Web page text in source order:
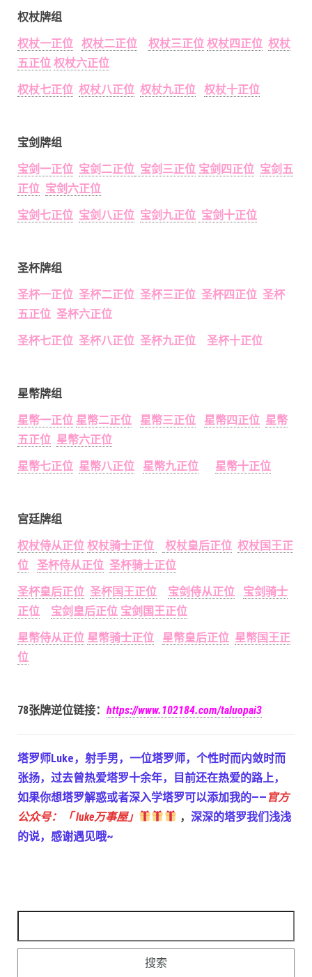
权杖牌组
权杖一正位
权杖二正位 权杖三正位 权杖四正位 权杖
五正位 权杖六正位
权杖七正位 权杖八正位 权杖九正位 权杖十正位
宝剑牌组
宝剑一正位 宝剑二正位 宝剑三正位 宝剑四正位 宝剑五
正位 宝剑六正位
宝剑七正位 宝剑八正位 宝剑九正位 宝剑十正位
圣杯牌组
圣杯一正位 圣杯二正位 圣杯三正位 圣杯四正位 圣杯
五正位 圣杯六正位
圣杯七正位 圣杯八正位 圣杯九正位 圣杯十正位
星幣牌组
星幣一正位 星幣二正位 星幣三正位 星幣四正位 星幣
五正位 星幣六正位
星幣七正位 星幣八正位 星幣九正位 星幣十正位
宫廷牌组
权杖侍从正位 权杖骑士正位 权杖皇后正位 权杖国王正
位
圣杯侍从正位 圣杯骑士正位
圣杯皇后正位 圣杯国王正位 宝剑侍从正位
宝剑骑士
正位
宝剑皇后正位 宝剑国王正位
星幣侍从正位 星幣骑士正位 星幣皇后正位 星幣国王正
位
78张牌逆位链接： https://www.102184.com/taluopai3
塔罗师Luke，射手男，一位塔罗师，个性时而内敛时而
张扬，过去曾热爱塔罗十余年，目前还在热爱的路上，
如果你想塔罗解惑或者深入学塔罗可以添加我的—— 官方
公众号：「 luke万事屋」
， 深深的塔罗我们浅浅
的说，感谢遇见哦~